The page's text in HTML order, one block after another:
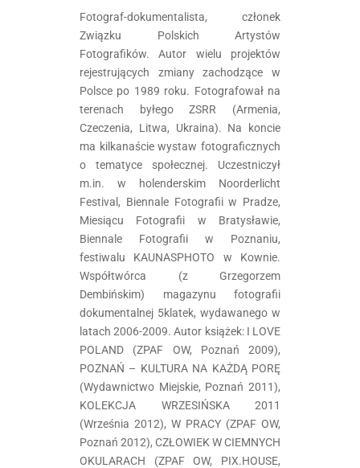
Fotograf-dokumentalista, członek
Związku Polskich Artystów
Fotografików. Autor wielu projektów
rejestrujących zmiany zachodzące w
Polsce po 1989 roku. Fotografował na
terenach byłego ZSRR (Armenia,
Czeczenia, Litwa, Ukraina). Na koncie
ma kilkanaście wystaw fotograficznych
o tematyce społecznej. Uczestniczył
m.in. w holenderskim Noorderlicht
Festival, Biennale Fotografii w Pradze,
Miesiącu Fotografii w Bratysławie,
Biennale Fotografii w Poznaniu,
festiwalu KAUNASPHOTO w Kownie.
Współtwórca (z Grzegorzem
Dembińskim) magazynu fotografii
dokumentalnej 5klatek, wydawanego w
latach 2006-2009. Autor książek: I LOVE
POLAND (ZPAF OW, Poznań 2009),
POZNAŃ – KULTURA NA KAŻDĄ PORĘ
(Wydawnictwo Miejskie, Poznań 2011),
KOLEKCJA WRZESIŃSKA 2011
(Września 2012), W PRACY (ZPAF OW,
Poznań 2012), CZŁOWIEK W CIEMNYCH
OKULARACH (ZPAF OW, PIX.HOUSE,